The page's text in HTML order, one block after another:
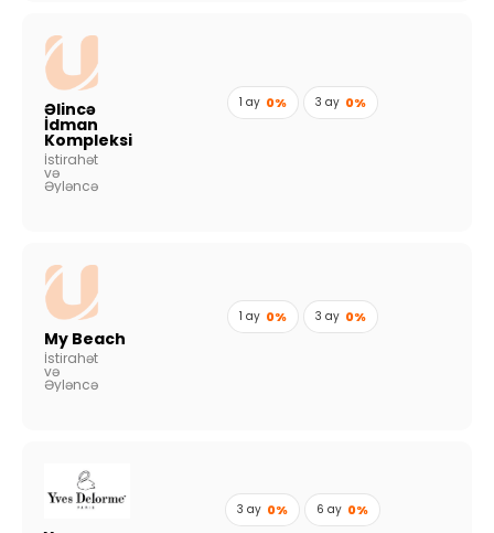
Əlincə
İdman
Kompleksi
İstirahət
və
Əyləncə
1 ay 0% 3 ay 0%
My Beach
İstirahət
və
Əyləncə
1 ay 0% 3 ay 0%
3 ay 0% 6 ay 0%